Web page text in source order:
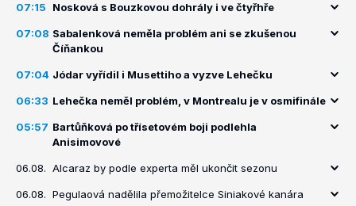
07:15 Nosková s Bouzkovou dohrály i ve čtyřhře
07:08 Sabalenková neměla problém ani se zkušenou
Číňankou
07:04 Jódar vyřídil i Musettiho a vyzve Lehečku
06:33 Lehečka neměl problém, v Montrealu je v osmifinále
05:57 Bartůňková po třísetovém boji podlehla
Anisimovové
06.08. Alcaraz by podle experta měl ukončit sezonu
06.08. Pegulaová nadělila přemožitelce Siniakové kanára